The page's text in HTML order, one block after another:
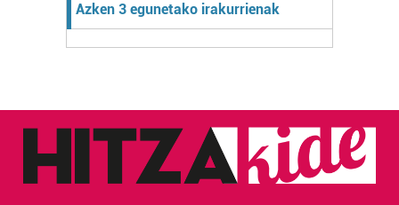
Azken 3 egunetako irakurrienak